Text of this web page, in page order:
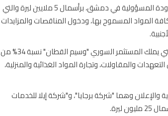
وصادقت الوزارة الشهر الماضي على ترخيص "شركة ديستريكت 6" المحدودة المسؤولية في دمشق، برأسمال 5 ملايين ليرة والتي
باستيراد وتصدير كافة المواد المسموح بها، ودخول المناقصات والمزايدات
وتم ترخيص "شركة افينيو للتجارة والمقاولات" برأسمال 25 مليون ليرة التي يملك المستثمر السوري "وسيم القطان" نسبة 34% من
والمقاولات، وتجارة المواد الغذائية والمنزلية،
وهما "شركة برجايا"، و"شركة إيلا للخدمات